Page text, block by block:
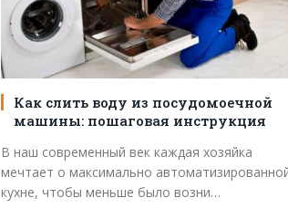
Как слить воду из посудомоечной
машины: пошаговая инструкция
В наш современный век каждая хозяйка
мечтает о максимально
кухне, чтобы меньше было возни…